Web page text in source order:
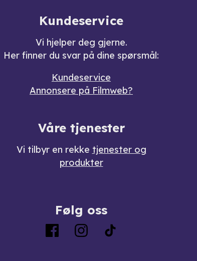
Kundeservice
Vi hjelper deg gjerne.
Her finner du svar på dine spørsmål:
Kundeservice
Annonsere på Filmweb?
Våre tjenester
Vi tilbyr en rekke tjenester og
produkter
Følg oss